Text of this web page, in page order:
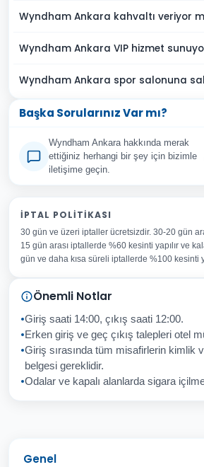
Wyndham Ankara kahvaltı veriyor
Wyndham Ankara VIP hizmet
Wyndham Ankara spor salonuna
Başka Sorularınız Var mı?
Wyndham Ankara hakkında merak
ettiğiniz herhangi bir şey için bizimle
iletişime geçin.
Adınız Soyadınız
E-posta Adresiniz
Konu
Sorunuz
İPTAL POLITIKASI
30 gün ve üzeri iptaller ücretsizdir. 30-20 gün
15 gün arası iptallerde %60 kesinti yapılır ve
gün ve daha kısa süreli iptallerde %100 kesinti
Önemli Notlar
Giriş saati 14:00, çıkış saati 12:00.
Erken giriş ve geç çıkış talepleri otel
Giriş sırasında tüm misafirlerin kimlik
belgesi gereklidir.
Odalar ve kapalı alanlarda sigara
Genel